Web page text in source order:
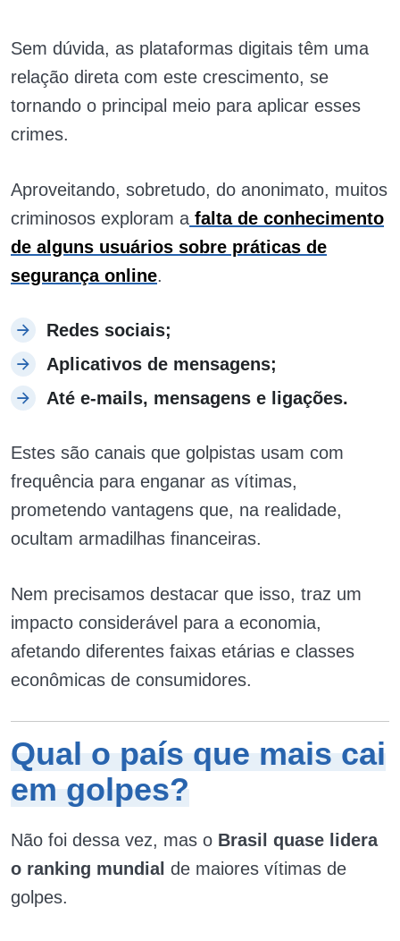
Sem dúvida, as plataformas digitais têm uma
relação direta com este crescimento, se
tornando o principal meio para aplicar esses
crimes.
Aproveitando, sobretudo, do anonimato, muitos
criminosos exploram a falta de conhecimento
de alguns usuários sobre práticas de
segurança online.
Redes sociais;
Aplicativos de mensagens;
Até e-mails, mensagens e ligações.
Estes são canais que golpistas usam com
frequência para enganar as vítimas,
prometendo vantagens que, na realidade,
ocultam armadilhas financeiras.
Nem precisamos destacar que isso, traz um
impacto considerável para a economia,
afetando diferentes faixas etárias e classes
econômicas de consumidores.
Qual o país que mais cai
em golpes?
Não foi dessa vez, mas o Brasil quase lidera
o ranking mundial de maiores vítimas de
golpes.